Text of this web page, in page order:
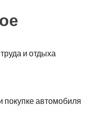
и отдыха
автомобиля